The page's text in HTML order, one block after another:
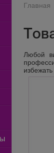
Главная
Любой